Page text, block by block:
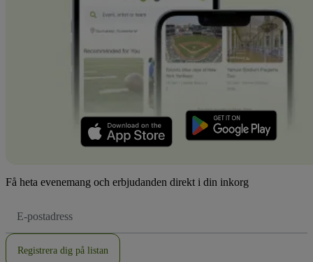
Få heta evenemang och erbjudanden direkt i din inkorg
postadress
Registrera dig på listan